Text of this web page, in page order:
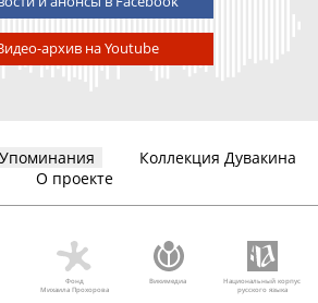
архив на Youtube
Упоминания
Коллекция Дувакина
О проекте
Фонд
Михаила Прохорова
Викимедиа
Национальный корпус
русского языка